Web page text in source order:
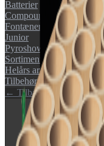
Batterier
Compounds
Fontæner
Junior
Pyroshow
Sortimenter
Helårs artikler (F1)
Tilbehør
← Tilbage til katalog